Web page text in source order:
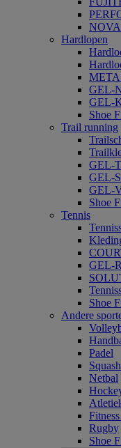
Hardlopen
GEL-
GEL-
Shoe
Trail running
GEL-
GEL-
GEL-
Shoe
Tennis
GEL-
Shoe
Andere
Padel
Netbal
Rugby
Shoe